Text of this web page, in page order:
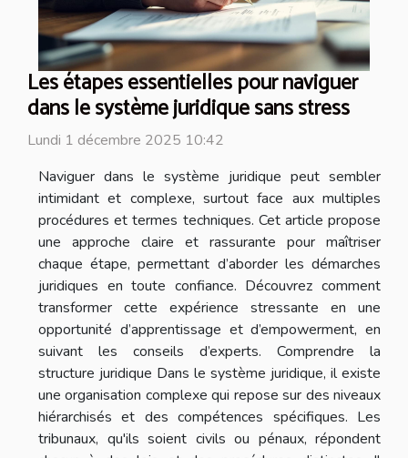
Les étapes essentielles pour naviguer
dans le système juridique sans stress
Lundi 1 décembre 2025 10:42
Naviguer dans le système juridique peut sembler
intimidant et complexe, surtout face aux multiples
procédures et termes techniques. Cet article propose
une approche claire et rassurante pour maîtriser
chaque étape, permettant d’aborder les démarches
juridiques en toute confiance. Découvrez comment
transformer cette expérience stressante en une
opportunité d’apprentissage et d’empowerment, en
suivant les conseils d’experts. Comprendre la
structure juridique Dans le système juridique, il existe
une organisation complexe qui repose sur des niveaux
hiérarchisés et des compétences spécifiques. Les
tribunaux, qu'ils soient civils ou pénaux, répondent